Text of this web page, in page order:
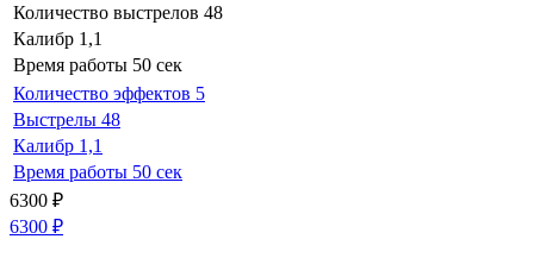
Количество выстрелов 48
Калибр 1,1
Время работы 50 сек
Количество эффектов 5
Выстрелы 48
Калибр 1,1
Время работы 50 сек
6300 ₽
6300 ₽